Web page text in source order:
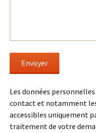
Les données
contact et notamment
accessibles uniquement
traitement de votre